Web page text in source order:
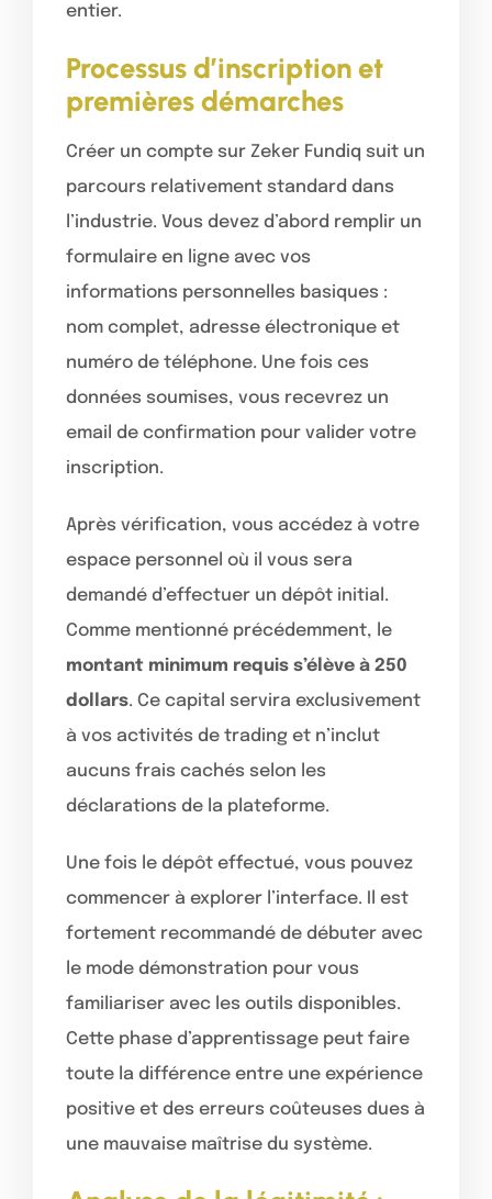
entier.
Processus d’inscription et
premières démarches
Créer un compte sur Zeker Fundiq suit un
parcours relativement standard dans
l’industrie. Vous devez d’abord remplir un
formulaire en ligne avec vos
informations personnelles basiques :
nom complet, adresse électronique et
numéro de téléphone. Une fois ces
données soumises, vous recevrez un
email de confirmation pour valider votre
inscription.
Après vérification, vous accédez à votre
espace personnel où il vous sera
demandé d’effectuer un dépôt initial.
Comme mentionné précédemment, le
montant minimum requis s’élève à 250
dollars. Ce capital servira exclusivement
à vos activités de trading et n’inclut
aucuns frais cachés selon les
déclarations de la plateforme.
Une fois le dépôt effectué, vous pouvez
commencer à explorer l’interface. Il est
fortement recommandé de débuter avec
le mode démonstration pour vous
familiariser avec les outils disponibles.
Cette phase d’apprentissage peut faire
toute la différence entre une expérience
positive et des erreurs coûteuses dues à
une mauvaise maîtrise du système.